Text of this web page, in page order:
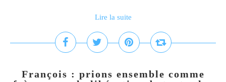
Lire la suite
François : prions ensemble comme